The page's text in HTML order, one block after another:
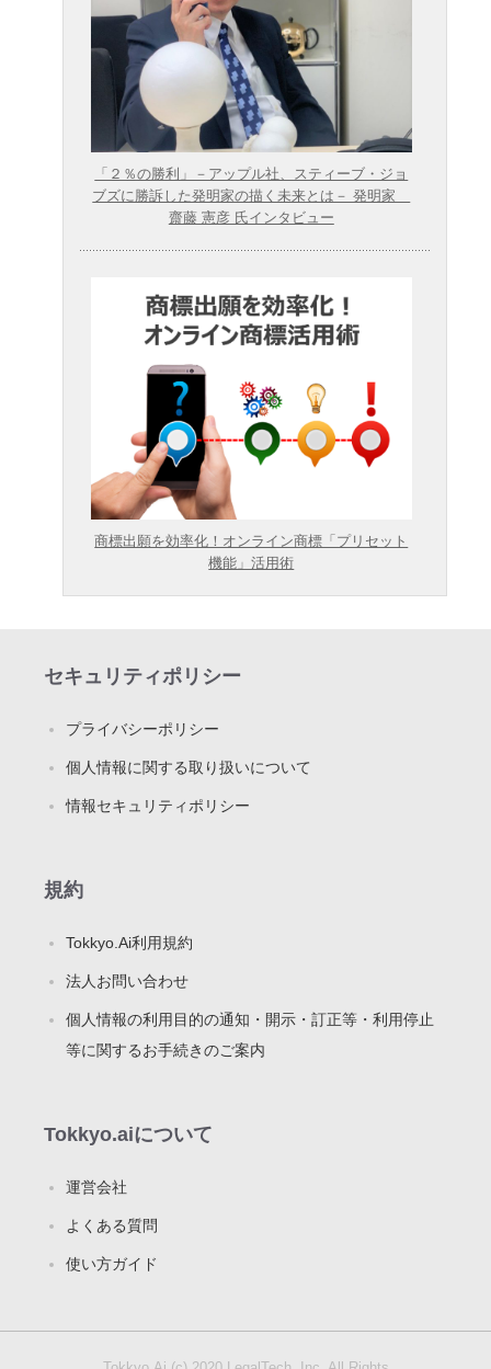
「２％の勝利」－アップル社、スティーブ・ジョ
ブズに勝訴した発明家の描く未来とは－ 発明家
齋藤 憲彦 氏インタビュー
商標出願を効率化！オンライン商標「プリセット
機能」活用術
セキュリティポリシー
プライバシーポリシー
個人情報に関する取り扱いについて
情報セキュリティポリシー
規約
Tokkyo.Ai利用規約
法人お問い合わせ
個人情報の利用目的の通知・開示・訂正等・利用停止
等に関するお手続きのご案内
Tokkyo.aiについて
運営会社
よくある質問
使い方ガイド